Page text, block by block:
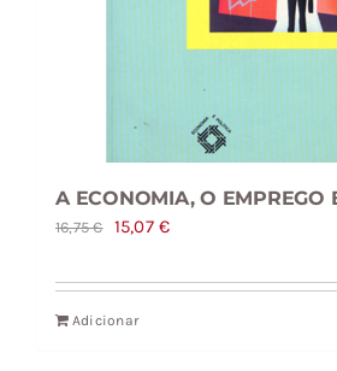
A ECONOMIA, O EMPREGO
16,75€
O
original
era:
15,07€O
atual
Adicionar